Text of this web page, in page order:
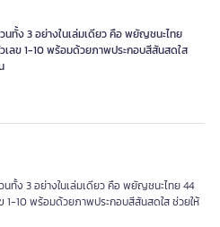
ทั้ง 3 อย่างในเล่มเดียว คือ พยัญชนะไทย
ลข 1-10 พร้อมด้วยภาพประกอบสีสันสดใส
ทั้ง 3 อย่างในเล่มเดียว คือ พยัญชนะไทย 44
1-10 พร้อมด้วยภาพประกอบสีสันสดใส ช่วยให้